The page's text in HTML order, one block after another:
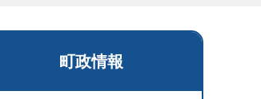
町政情報